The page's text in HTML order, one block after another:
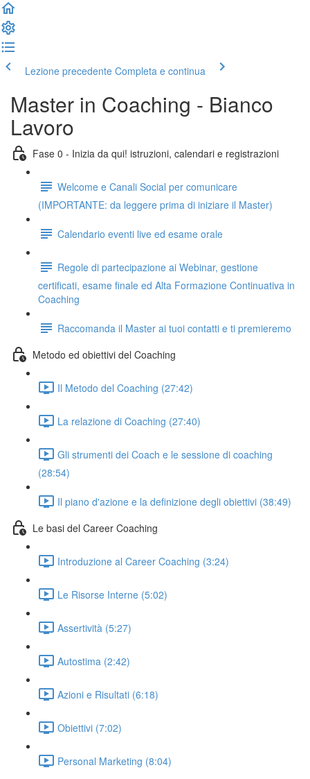
Lezione precedente Completa e continua
Master in Coaching - Bianco
Lavoro
Fase 0 - Inizia da qui! istruzioni, calendari e registrazioni
Welcome e Canali Social per comunicare
(IMPORTANTE: da leggere prima di iniziare il Master)
Calendario eventi live ed esame orale
Regole di partecipazione ai Webinar, gestione
certificati, esame finale ed Alta Formazione Continuativa in
Coaching
Raccomanda il Master ai tuoi contatti e ti premieremo
Metodo ed obiettivi del Coaching
Il Metodo del Coaching (27:42)
La relazione di Coaching (27:40)
Gli strumenti dei Coach e le sessione di coaching
(28:54)
Il piano d'azione e la definizione degli obiettivi (38:49)
Le basi del Career Coaching
Introduzione al Career Coaching (3:24)
Le Risorse Interne (5:02)
Assertività (5:27)
Autostima (2:42)
Azioni e Risultati (6:18)
Obiettivi (7:02)
Personal Marketing (8:04)